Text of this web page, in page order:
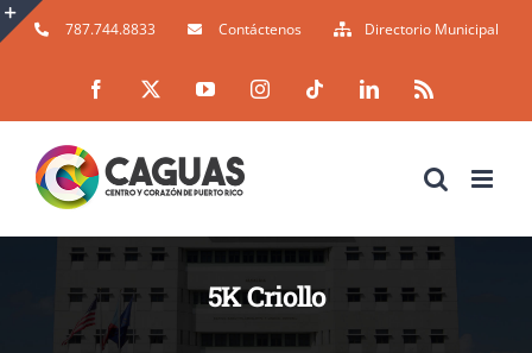
Skip
787.744.8833 Contáctenos Directorio Municipal
Facebook YouTubeInstagramTiktok LinkedIn
5K Criollo